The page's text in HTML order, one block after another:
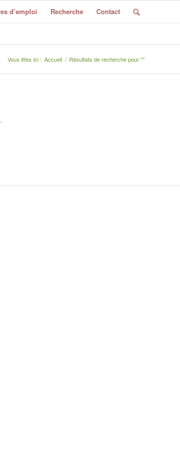
d’emploi Recherche Contact
Vous êtes ici : Accueil / Résultats de recherche pour ""